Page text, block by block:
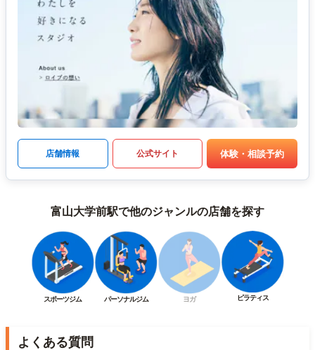
店舗情報 公式サイト 体験・相談予約
富山大学前駅で他のジャンルの店舗を探す
スポーツジム パーソナルジム ヨガ ピラティス
よくある質問